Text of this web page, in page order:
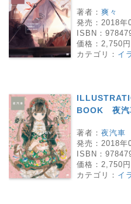
著者： 爽々
発売： 2018年
ISBN：
価格： 2,750円
カテゴリ： イ
BOOK 夜汽
著者： 夜汽車
発売： 2018年
ISBN：
価格： 2,750円
カテゴリ： イ